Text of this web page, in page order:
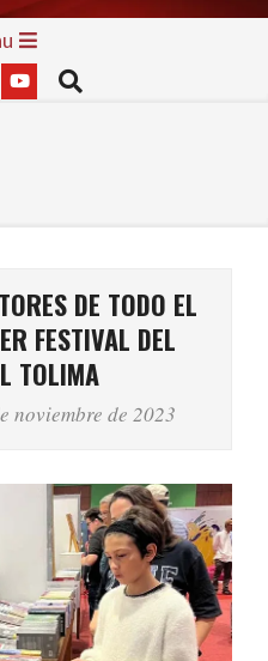
Search
DE TODO EL
FESTIVAL DEL
TOLIMA
noviembre de 2023